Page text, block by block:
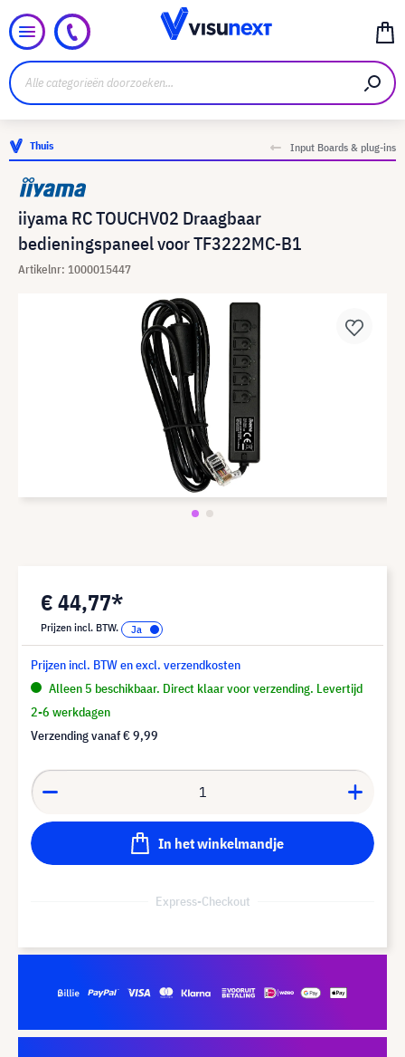
Thuis Input Boards & plug-ins
iiyama RC TOUCHV02 Draagbaar
bedieningspaneel voor TF3222MC-B1
Artikelnr: 1000015447
€ 44,77*
Prijzen incl. BTW.
Prijzen incl. BTW en excl. verzendkosten
Alleen 5 beschikbaar. Direct klaar voor verzending. Levertijd
2-6 werkdagen
Verzending vanaf€ 9,99
In het winkelmandje
Express-Checkout